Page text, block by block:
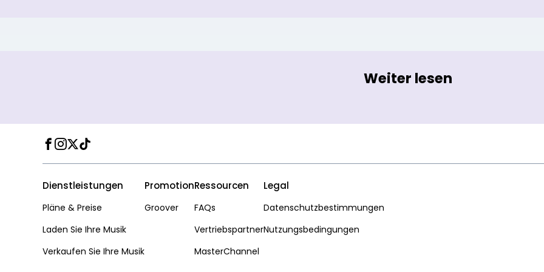
Weiter lesen
Facebook
Instagram
Twitter
TikTok
Dienstleistungen
Pläne & Preise
Laden Sie Ihre Musik
Verkaufen Sie Ihre Musik
Promotion
Groover
Ressourcen
FAQs
Vertriebspartner
MasterChannel
Legal
Datenschutzbestimmungen
Nutzungsbedingungen